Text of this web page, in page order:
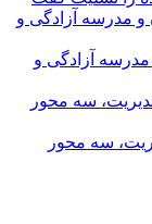
مدرسه آزادگی و
سه محور